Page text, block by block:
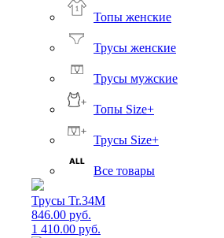
Топы женские
Трусы женские
Трусы мужские
Топы Size+
Трусы Size+
Все товары
Трусы Tr.34M
846.00 руб.
1 410.00 руб.